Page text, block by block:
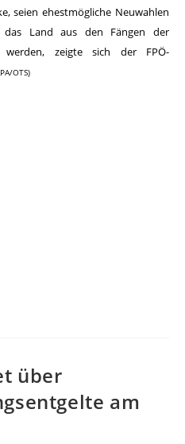
seien ehestmögliche Neuwahlen
Land aus den Fängen der
werden, zeigte sich der FPÖ-
OTS)
über
am